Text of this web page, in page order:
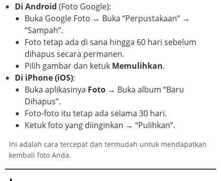
Di Android (Foto Google):
Buka Google Foto → Buka “Perpustakaan” →
“Sampah”.
Foto tetap ada di sana hingga 60 hari sebelum
dihapus secara permanen.
Pilih gambar dan ketuk Memulihkan.
Di iPhone (iOS):
Buka aplikasinya Foto → Buka album “Baru
Dihapus”.
Foto-foto itu tetap ada selama 30 hari.
Ketuk foto yang diinginkan → “Pulihkan”.
Ini adalah cara tercepat dan termudah untuk mendapatkan
kembali foto Anda.